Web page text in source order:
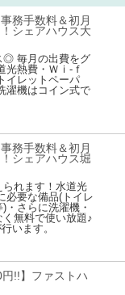
務手数料＆初月
シェアハウス大
◎ 毎月の出費をグ
光熱費・Ｗｉ-ｆ
イレットペーパ
濯機はコイン式で
務手数料＆初月
シェアハウス堀
れます！水道光
必要な備品(トイレ
・さらに洗濯機・
無料で使い放題♪
います。
円!!】ファストハ